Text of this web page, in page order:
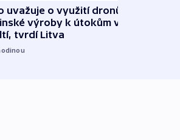
uvažuje o využití dronů
výroby k útokům v
tvrdí Litva